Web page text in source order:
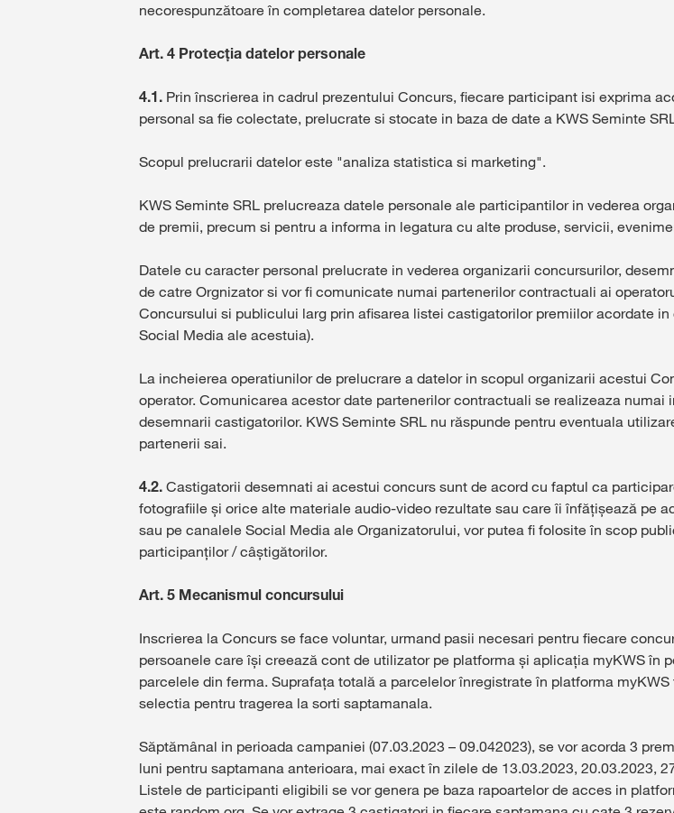
necorespunzătoare în completarea datelor personale.
Art. 4 Protecția datelor personale
4.1. Prin înscrierea in cadrul prezentului Concurs, fiecare participant isi exprima
personal sa fie colectate, prelucrate si stocate in baza de date a KWS Seminte
Scopul prelucrarii datelor este "analiza statistica si marketing".
KWS Seminte SRL prelucreaza datele personale ale participantilor in vederea
de premii, precum si pentru a informa in legatura cu alte produse, servicii,
Datele cu caracter personal prelucrate in vederea organizarii concursurilor,
de catre Orgnizator si vor fi comunicate numai partenerilor contractuali ai
Concursului si publicului larg prin afisarea listei castigatorilor premiilor acordate
Social Media ale acestuia).
La incheierea operatiunilor de prelucrare a datelor in scopul organizarii acestui
operator. Comunicarea acestor date partenerilor contractuali se realizeaza
desemnarii castigatorilor. KWS Seminte SRL nu răspunde pentru eventuala
partenerii sai.
4.2. Castigatorii desemnati ai acestui concurs sunt de acord cu faptul ca
fotografiile și orice alte materiale audio-video rezultate sau care îi înfățișează pe
sau pe canalele Social Media ale Organizatorului, vor putea fi folosite în scop
participanților / câștigătorilor.
Art. 5 Mecanismul concursului
Inscrierea la Concurs se face voluntar, urmand pasii necesari pentru fiecare
persoanele care își creează cont de utilizator pe platforma și aplicația myKWS în
parcelele din ferma. Suprafața totală a parcelelor înregistrate în platforma
selectia pentru tragerea la sorti saptamanala.
Săptămânal in perioada campaniei (07.03.2023 – 09.042023), se vor acorda 3
luni pentru saptamana anterioara, mai exact în zilele de 13.03.2023, 20.03.2023,
Listele de participanti eligibili se vor genera pe baza rapoartelor de acces in